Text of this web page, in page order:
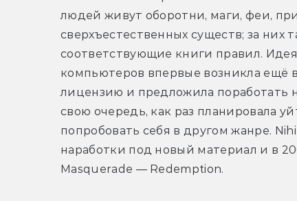
людей живут оборотни, маги, феи,
сверхъестественных существ; за них
соответствующие книги правил.
компьютеров впервые возникла ещё
лицензию и предложила поработать
свою очередь, как раз планировала
попробовать себя в другом жанре.
наработки под новый материал и в
Masquerade — Redemption.